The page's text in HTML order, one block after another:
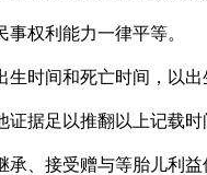
利能力一律平等。
间和死亡时间，以出生
证据足以推翻以上记载
接受赠与等胎儿利益